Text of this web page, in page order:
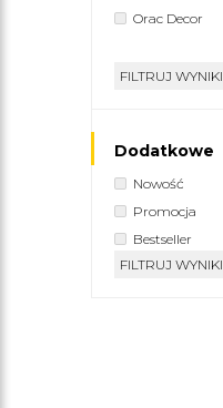
Orac Decor
FILTRUJ WYNIKI
Dodatkowe
Nowość
Promocja
Bestseller
FILTRUJ WYNIKI